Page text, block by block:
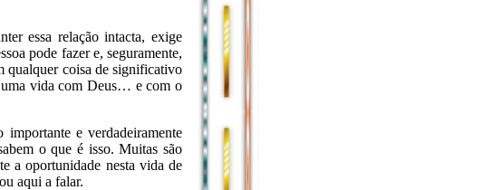
essa relação intacta, exige
pode fazer e, seguramente,
qualquer coisa de significativo
uma vida com Deus… e com o
importante e verdadeiramente
o que é isso. Muitas são
a oportunidade nesta vida de
aqui a falar.